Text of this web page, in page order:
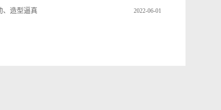
2022-06-01
、造型逼真